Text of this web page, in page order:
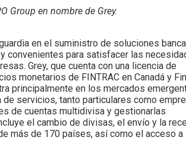
Group en nombre de Grey.
en el suministro de soluciones
convenientes para satisfacer las
Grey, que cuenta con una licencia de
monetarios de FINTRAC en Canadá y
principalmente en los mercados
de servicios, tanto particulares como
de cuentas multidivisa y gestionarlas
el cambio de divisas, el envío y la
más de 170 países, así como el acceso a